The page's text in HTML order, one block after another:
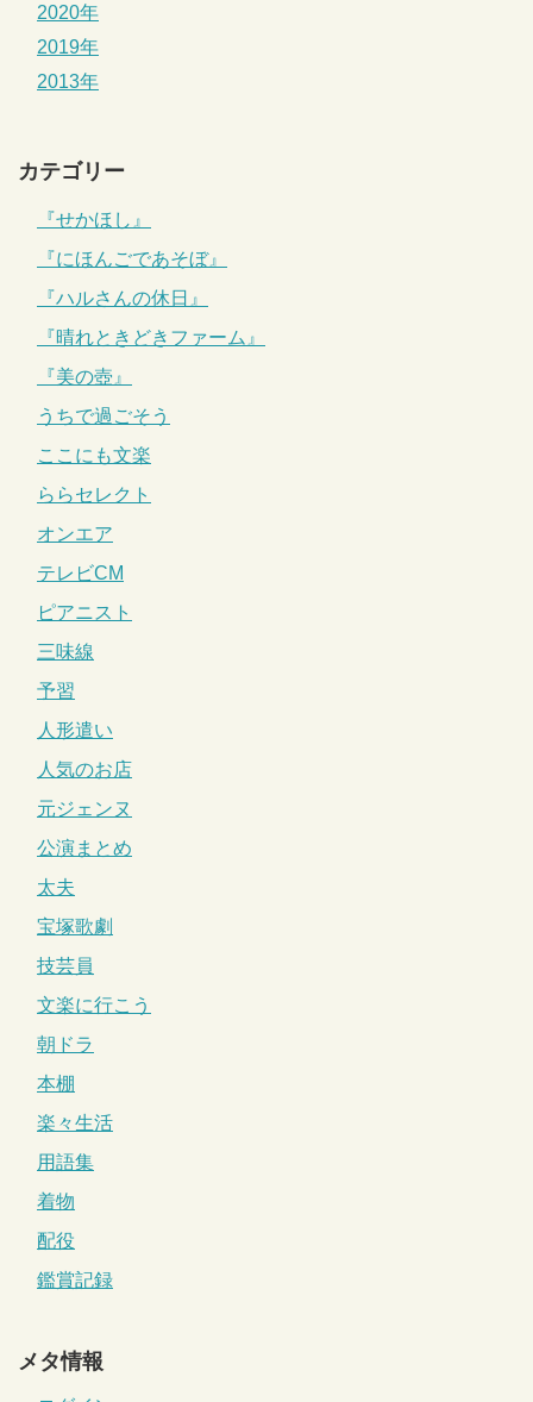
2020年
2019年
2013年
カテゴリー
『せかほし』
『にほんごであそぼ』
『ハルさんの休日』
『晴れときどきファーム』
『美の壺』
うちで過ごそう
ここにも文楽
ららセレクト
オンエア
テレビCM
ピアニスト
三味線
予習
人形遣い
人気のお店
元ジェンヌ
公演まとめ
太夫
宝塚歌劇
技芸員
文楽に行こう
朝ドラ
本棚
楽々生活
用語集
着物
配役
鑑賞記録
メタ情報